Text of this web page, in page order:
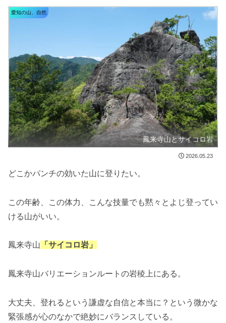
愛知の山、自然
鳳来寺山とサイコロ岩
2026.05.23
どこかパンチの効いた山に登りたい。
この年齢、この体力、こんな技量でも黙々とよじ登ってい
ける山がいい。
鳳来寺山 「サイコロ岩」
鳳来寺山バリエーションルートの岩稜上にある。
大丈夫、登れるという謙虚な自信と本当に？という微かな
緊張感が心のなかで絶妙にバランスしている。